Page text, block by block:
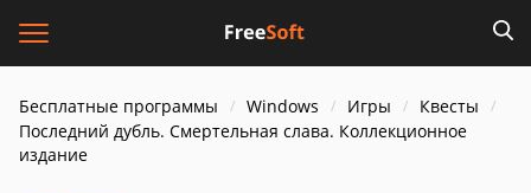
Бесплатные программы Windows Игры
Квесты
Последний дубль. Смертельная слава. Коллекционное
издание